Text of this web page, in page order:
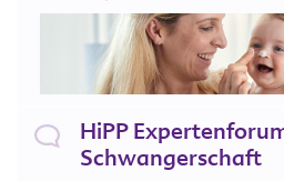
HiPP
Schwangerschaft